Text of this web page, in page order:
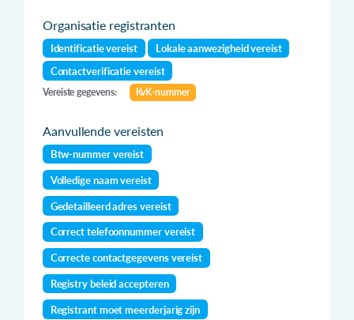
Organisatie registranten
Identificatie vereist
Lokale aanwezigheid vereist
Contactverificatie vereist
Vereiste gegevens: KvK-nummer
Aanvullende vereisten
Btw-nummer vereist
Volledige naam vereist
Gedetailleerd adres vereist
Correct telefoonnummer vereist
Correcte contactgegevens vereist
Registry beleid accepteren
Registrant moet meerderjarig zijn